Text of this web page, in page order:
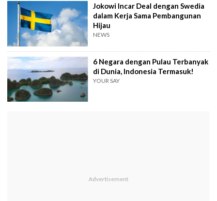
Jokowi Incar Deal dengan Swedia
dalam Kerja Sama Pembangunan
Hijau
NEWS
6 Negara dengan Pulau Terbanyak
di Dunia, Indonesia Termasuk!
YOUR SAY